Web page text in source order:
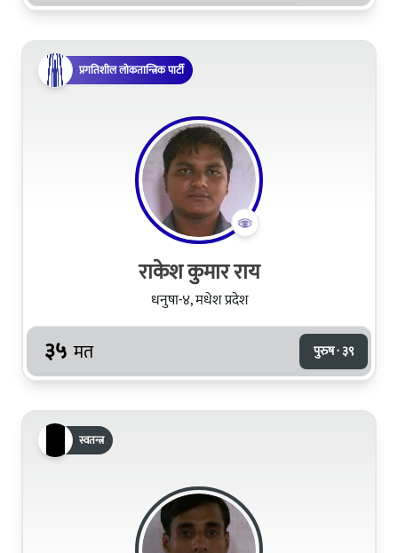
प्रगतिशील लोकतान्त्रिक पार्टी
राकेश कुमार राय
धनुषा-४, मधेश प्रदेश
३५ मत पुरुष · ३९
स्वतन्त्र